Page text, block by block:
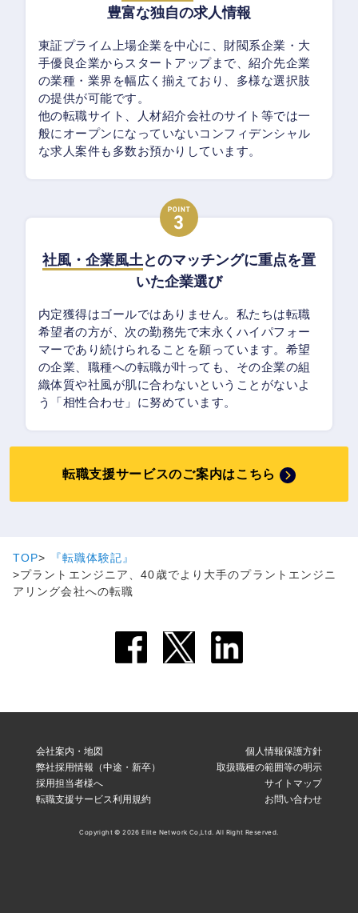
豊富な独自の求人情報
東証プライム上場企業を中心に、財閥系企業・大
手優良企業からスタートアップまで、紹介先企業
の業種・業界を幅広く揃えており、多様な選択肢
の提供が可能です。
他の転職サイト、人材紹介会社のサイト等では一
般にオープンになっていないコンフィデンシャル
な求人案件も多数お預かりしています。
社風・企業風土とのマッチングに重点を置
いた企業選び
内定獲得はゴールではありません。私たちは転職
希望者の方が、次の勤務先で末永くハイパフォー
マーであり続けられることを願っています。希望
の企業、職種への転職が叶っても、その企業の組
織体質や社風が肌に合わないということがないよ
う「相性合わせ」に努めています。
転職支援サービスのご案内はこちら
TOP
『転職体験記』
プラントエンジニア、40歳でより大手のプラントエンジニ
アリング会社への転職
会社案内・地図
弊社採用情報（中途・新卒）
採用担当者様へ
転職支援サービス利用規約
個人情報保護方針
取扱職種の範囲等の明示
サイトマップ
お問い合わせ
Copyright © 2026 Elite Network Co,Ltd. All Right Reserved.